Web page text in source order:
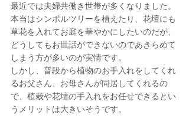
最近では夫婦共働き世帯が多くなりました。
本当はシンボルツリーを植えたり、花壇にも
草花を入れてお庭を華やかにしたいのだが、
どうしてもお世話ができないのであきらめて
しまう方が多いのが実情です。
しかし、普段から植物のお手入れをしてくれ
るお父さん、お母さんが同居してくれるの
で、植栽や花壇の手入れをお任せできるとい
うメリットは大きいそうです。